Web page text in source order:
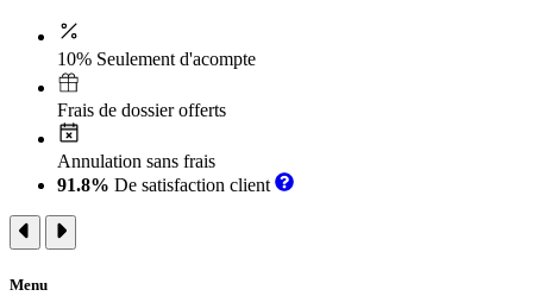
10% Seulement d'acompte
Frais de dossier offerts
Annulation sans frais
91.8% De satisfaction client
Menu